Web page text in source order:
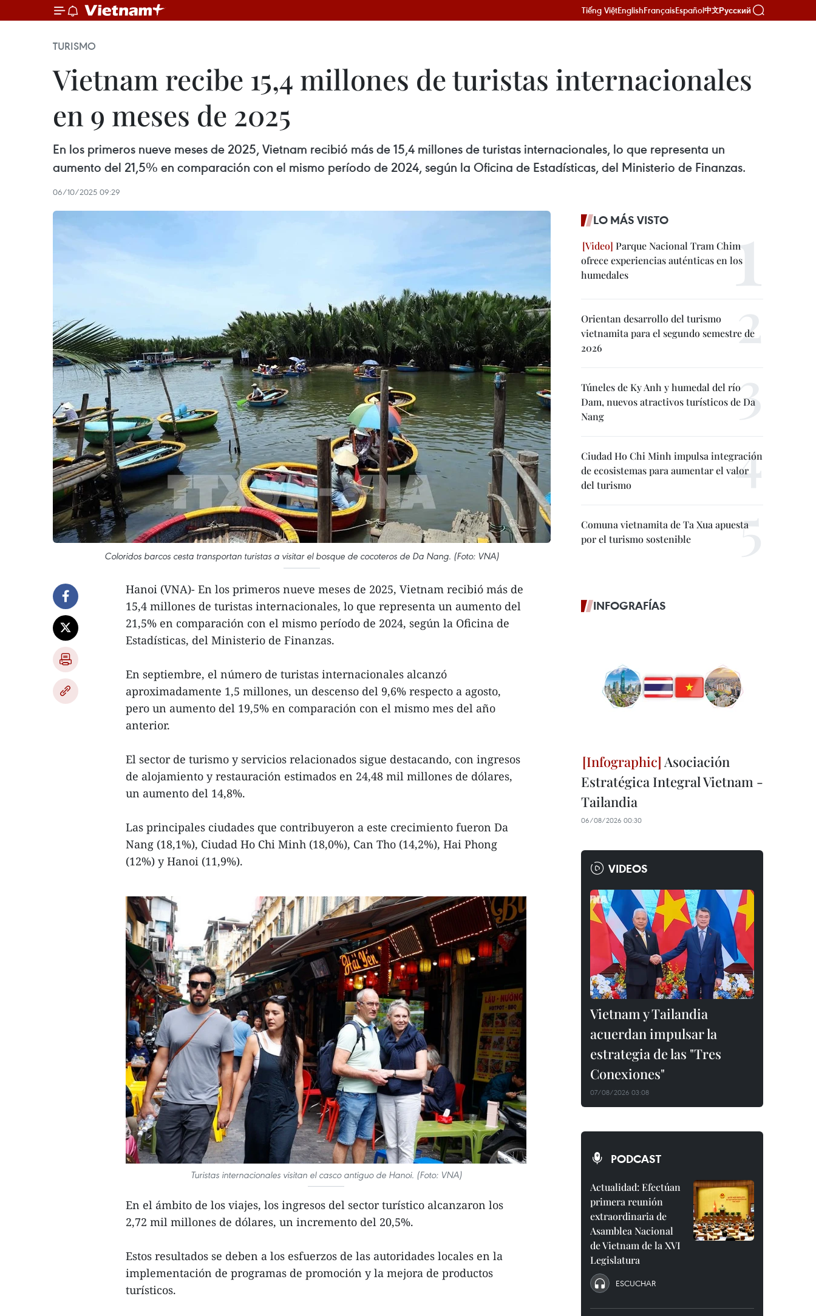
Tiếng ViệtEnglishFrançaisEspañol中文Русский
TURISMO
Vietnam recibe 15,4 millones de turistas internacionales
en 9 meses de 2025
En los primeros nueve meses de 2025, Vietnam recibió más de 15,4 millones de turistas internacionales, lo que representa un
aumento del 21,5% en comparación con el mismo período de 2024, según la Oficina de Estadísticas, del Ministerio de Finanzas.
06/10/2025 09:29
Coloridos barcos cesta transportan turistas a visitar el bosque de cocoteros de Da Nang. (Foto: VNA)
Hanoi (VNA)- En los primeros nueve meses de 2025, Vietnam recibió más de
15,4 millones de turistas internacionales, lo que representa un aumento del
21,5% en comparación con el mismo período de 2024, según la Oficina de
Estadísticas, del Ministerio de Finanzas.
En septiembre, el número de turistas internacionales alcanzó
aproximadamente 1,5 millones, un descenso del 9,6% respecto a agosto,
pero un aumento del 19,5% en comparación con el mismo mes del año
anterior.
El sector de turismo y servicios relacionados sigue destacando, con ingresos
de alojamiento y restauración estimados en 24,48 mil millones de dólares,
un aumento del 14,8%.
Las principales ciudades que contribuyeron a este crecimiento fueron Da
Nang (18,1%), Ciudad Ho Chi Minh (18,0%), Can Tho (14,2%), Hai Phong
(12%) y Hanoi (11,9%).
Turistas internacionales visitan el casco antiguo de Hanoi. (Foto: VNA)
En el ámbito de los viajes, los ingresos del sector turístico alcanzaron los
2,72 mil millones de dólares, un incremento del 20,5%.
Estos resultados se deben a los esfuerzos de las autoridades locales en la
implementación de programas de promoción y la mejora de productos
turísticos.
LO MÁS VISTO
Parque Nacional Tram Chim
ofrece experiencias auténticas en los
humedales
Orientan desarrollo del turismo
vietnamita para el segundo semestre de
2026
Túneles de Ky Anh y humedal del río
Dam, nuevos atractivos turísticos de Da
Nang
Ciudad Ho Chi Minh impulsa integración
de ecosistemas para aumentar el valor
del turismo
Comuna vietnamita de Ta Xua apuesta
por el turismo sostenible
INFOGRAFÍAS
Asociación
Estratégica Integral Vietnam -
Tailandia
06/08/2026 00:30
VIDEOS
Vietnam y Tailandia
acuerdan impulsar la
estrategia de las "Tres
Conexiones"
07/08/2026 03:08
PODCAST
Actualidad: Efectúan
primera reunión
extraordinaria de
Asamblea Nacional
de Vietnam de la XVI
Legislatura
ESCUCHAR